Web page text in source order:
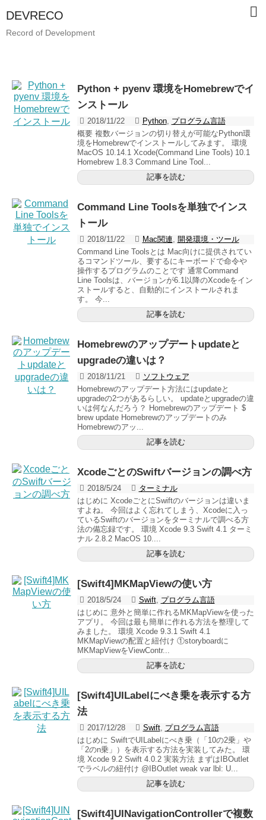
DEVRECO
Record of Development
Python + pyenv 環境をHomebrewでイ
ンストール
2018/11/22 Python, プログラム言語
概要 複数バージョンの切り替えが可能なPython環
境をHomebrewでインストールしてみます。 環境
MacOS 10.14.1 Xcode(Command Line Tools) 10.1
Homebrew 1.8.3 Command Line Tool...
記事を読む
Command Line Toolsを単独でインス
トール
2018/11/22 Mac関連, 開発環境・ツール
Command Line Toolsとは Mac向けに提供されてい
るコマンドツール、要するにキーボードで命令や
操作するプログラムのことです 通常Command
Line Toolsは、バージョンが6.1以降のXcodeをイン
ストールすると、自動的にインストールされま
す。 今...
記事を読む
Homebrewのアップデートupdateと
upgradeの違いは？
2018/11/21
ソフトウェア
Homebrewのアップデート方法にはupdateと
upgradeの2つがあるらしい。 updateとupgradeの違
いは何なんだろう？ Homebrewのアップデート $
brew update Homebrewのアップデートのみ
Homebrewのアッ...
記事を読む
XcodeごとのSwiftバージョンの調べ方
2018/5/24
ターミナル
はじめに XcodeごとにSwiftのバージョンは違いま
すよね。 今回はよく忘れてしまう、Xcodeに入っ
ているSwiftのバージョンをターミナルで調べる方
法の備忘録です。 環境 Xcode 9.3 Swift 4.1 ターミ
ナル 2.8.2 MacOS 10....
記事を読む
[Swift4]MKMapViewの使い方
2018/5/24 Swift, プログラム言語
はじめに 意外と簡単に作れるMKMapViewを使った
アプリ。 今回は最も簡単に作れる方法を整理して
みました。 環境 Xcode 9.3.1 Swift 4.1
MKMapViewの配置と紐付け ①storyboardに
MKMapViewをViewContr...
記事を読む
[Swift4]UILabelにべき乗を表示する方
法
2017/12/28 Swift, プログラム言語
はじめに SwiftでUILabelにべき乗（「10の2乗」や
「2のn乗」）を表示する方法を実装してみた。 環
境 Xcode 9.2 Swift 4.0.2 実装方法 まずはIBOutlet
でラベルの紐付け @IBOutlet weak var lbl: U...
記事を読む
[Swift4]UINavigationControllerで複数